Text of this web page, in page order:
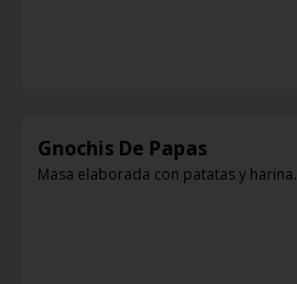
Gnochis De Papas
Masa elaborada con patatas y harina.